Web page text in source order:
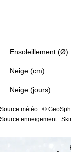
Ensoleillement (Ø)
Neige (cm)
Neige (jours)
Source météo : ©
Source enneigement :